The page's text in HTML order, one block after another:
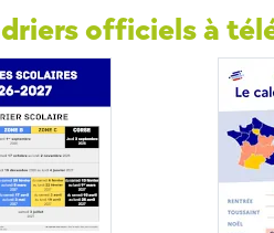
officiels à